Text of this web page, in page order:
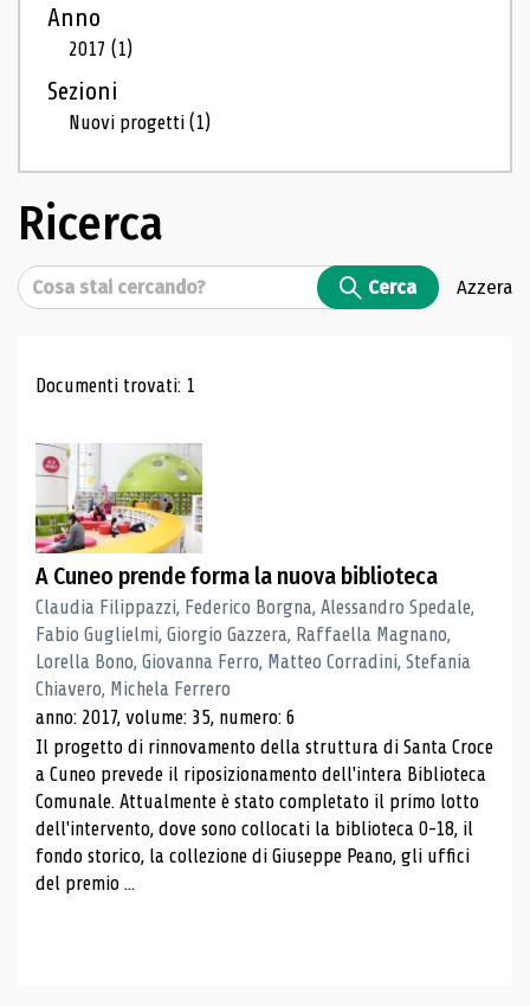
Anno
2017(1)
Sezioni
Nuovi progetti(1)
Ricerca
Cerca Cerca Azzera
Risultati di ricerca
Documenti trovati: 1
A Cuneo prende forma la nuova biblioteca
Claudia Filippazzi, Federico Borgna, Alessandro Spedale,
Fabio Guglielmi, Giorgio Gazzera, Raffaella Magnano,
Lorella Bono, Giovanna Ferro, Matteo Corradini, Stefania
Chiavero, Michela Ferrero
anno: 2017, volume: 35, numero: 6
Il progetto di rinnovamento della struttura di Santa Croce
a Cuneo prevede il riposizionamento dell'intera Biblioteca
Comunale. Attualmente è stato completato il primo lotto
dell'intervento, dove sono collocati la biblioteca 0-18, il
fondo storico, la collezione di Giuseppe Peano, gli uffici
del premio ...